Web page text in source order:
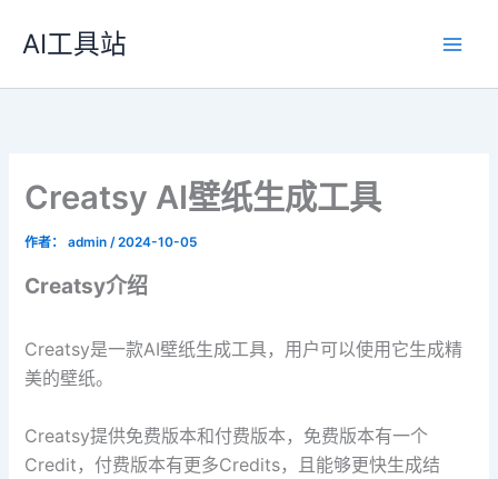
容
AI工具站
Creatsy AI壁纸生成工具
作者： admin/2024-10-05
Creatsy介绍
Creatsy是一款AI壁纸生成工具，用户可以使用它生成精
美的壁纸。
Creatsy提供免费版本和付费版本，免费版本有一个
Credit，付费版本有更多Credits，且能够更快生成结